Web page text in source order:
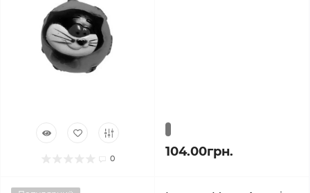
0 104.00грн.